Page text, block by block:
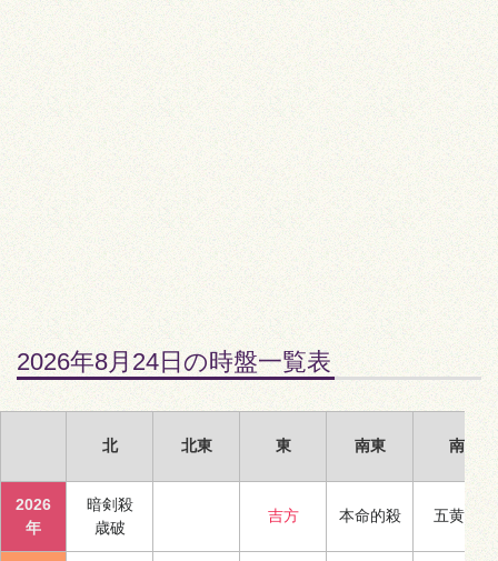
2026年8月24日の時盤一覧表
北 北東 東 南東 南
2026
年
暗剣殺
歳破
吉方 本命的殺 五黄殺